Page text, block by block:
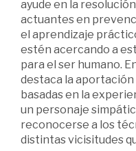
ayude en la
actuantes en
el aprendizaje
estén acercando a
para el ser humano.
destaca la
basadas en la
un personaje
reconocerse a los
distintas vicisitudes